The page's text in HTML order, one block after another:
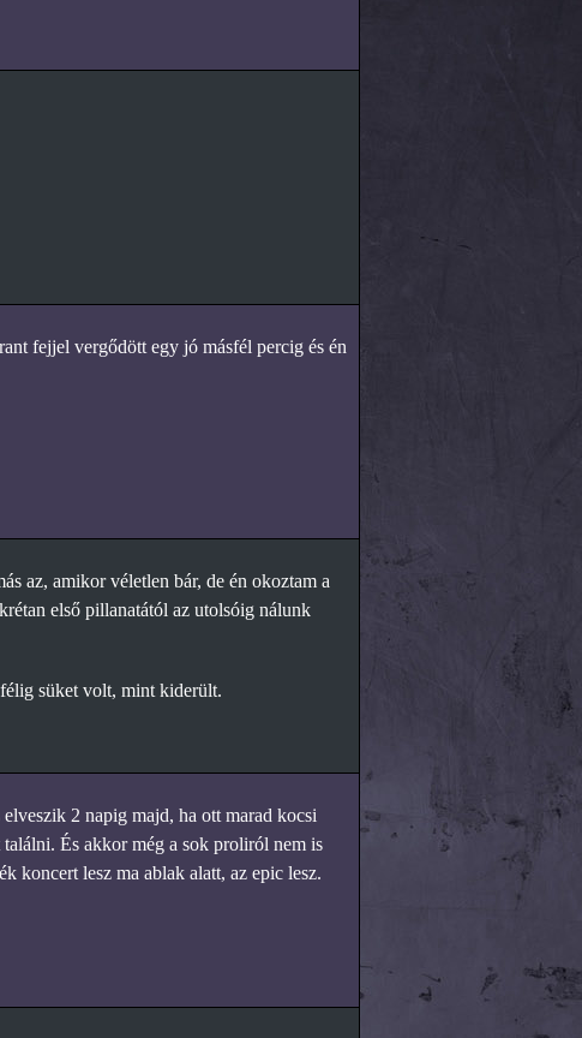
fejjel vergődött egy jó másfél percig és én
az, amikor véletlen bár, de én okoztam a
első pillanatától az utolsóig nálunk
süket volt, mint kiderült.
2 napig majd, ha ott marad kocsi
És akkor még a sok proliról nem is
koncert lesz ma ablak alatt, az epic lesz.